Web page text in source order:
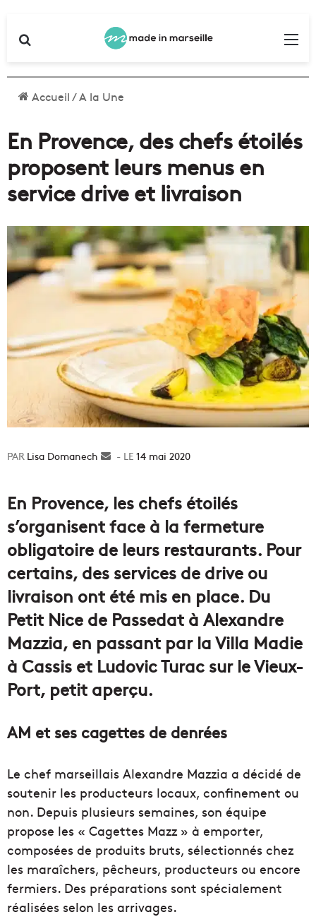
Accueil/A la Une
En Provence, des chefs étoilés
proposent leurs menus en
service drive et livraison
Lisa Domanech
Envoyer14 mai 2020
En Provence, les chefs étoilés
s’organisent face à la fermeture
obligatoire de leurs restaurants. Pour
certains, des services de drive ou
livraison ont été mis en place. Du
Petit Nice de Passedat à Alexandre
Mazzia, en passant par la Villa Madie
à Cassis et Ludovic Turac sur le Vieux-
Port, petit aperçu.
AM et ses cagettes de denrées
Le chef marseillais Alexandre Mazzia a décidé de
soutenir les producteurs locaux, confinement ou
non. Depuis plusieurs semaines, son équipe
propose les « Cagettes Mazz » à emporter,
composées de produits bruts, sélectionnés chez
les maraîchers, pêcheurs, producteurs ou encore
fermiers. Des préparations sont spécialement
réalisées selon les arrivages.